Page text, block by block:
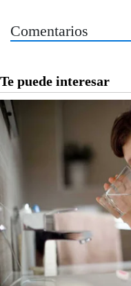
Comentarios